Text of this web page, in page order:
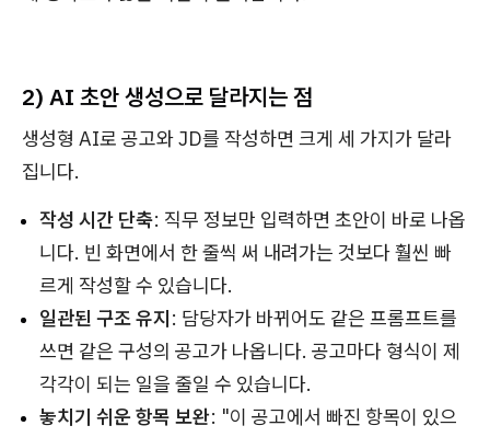
2) AI 초안 생성으로 달라지는 점
생성형 AI로 공고와 JD를 작성하면 크게 세 가지가 달라
집니다.
작성 시간 단축: 직무 정보만 입력하면 초안이 바로 나옵
니다. 빈 화면에서 한 줄씩 써 내려가는 것보다 훨씬 빠
르게 작성할 수 있습니다.
일관된 구조 유지: 담당자가 바뀌어도 같은 프롬프트를
쓰면 같은 구성의 공고가 나옵니다. 공고마다 형식이 제
각각이 되는 일을 줄일 수 있습니다.
놓치기 쉬운 항목 보완: "이 공고에서 빠진 항목이 있으